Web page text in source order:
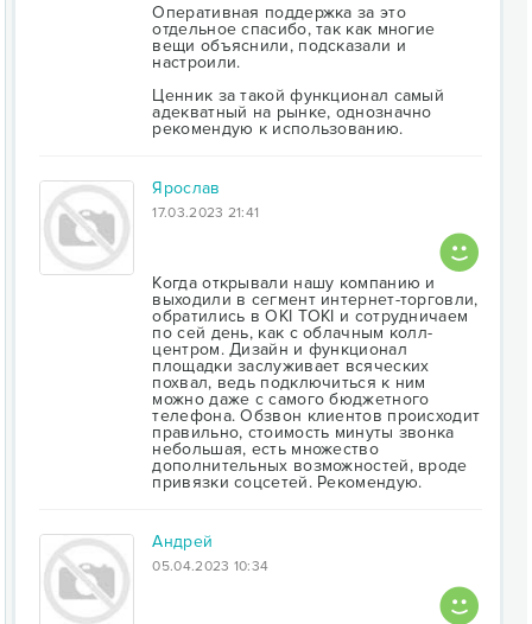
Оперативная поддержка за это
отдельное спасибо, так как многие
вещи объяснили, подсказали и
настроили.
Ценник за такой функционал самый
адекватный на рынке, однозначно
рекомендую к использованию.
Ярослав
17.03.2023 21:41
Когда открывали нашу компанию и
выходили в сегмент интернет-торговли,
обратились в OKI TOKI и сотрудничаем
по сей день, как с облачным колл-
центром. Дизайн и функционал
площадки заслуживает всяческих
похвал, ведь подключиться к ним
можно даже с самого бюджетного
телефона. Обзвон клиентов происходит
правильно, стоимость минуты звонка
небольшая, есть множество
дополнительных возможностей, вроде
привязки соцсетей. Рекомендую.
Андрей
05.04.2023 10:34